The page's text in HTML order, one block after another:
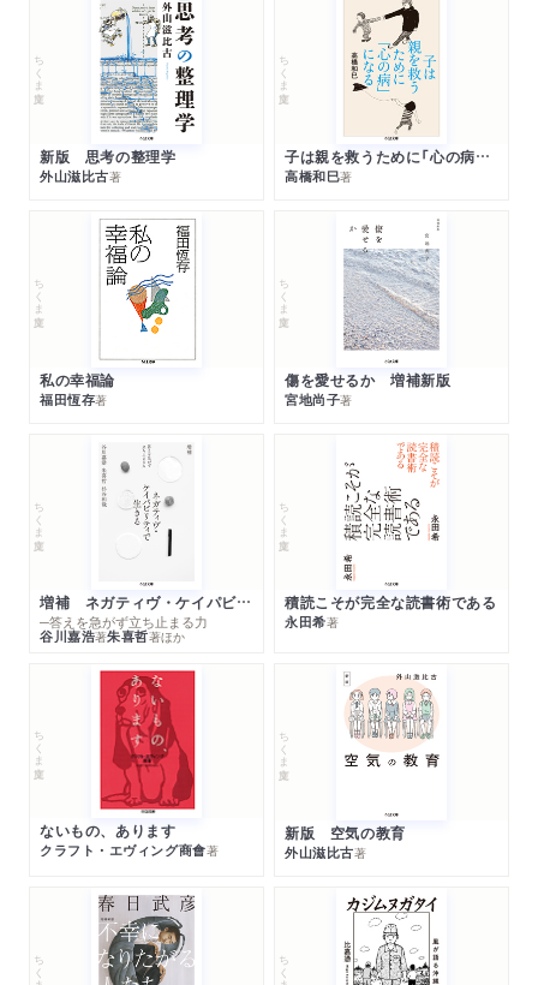
ちくま文庫
新版 思考の整理学
外山滋比古著
ちくま文庫
子は親を救うために「心の病」になる
高橋和巳著
ちくま文庫
私の幸福論
福田恆存著
ちくま文庫
傷を愛せるか 増補新版
宮地尚子著
ちくま文庫
増補 ネガティヴ・ケイパビリティで生きる
─答えを急がず立ち止まる力
谷川嘉浩著朱喜哲著ほか
ちくま文庫
積読こそが完全な読書術である
永田希著
ちくま文庫
ないもの、あります
クラフト・エヴィング商會著
ちくま文庫
新版 空気の教育
外山滋比古著
ちくま文庫 ちくま文庫